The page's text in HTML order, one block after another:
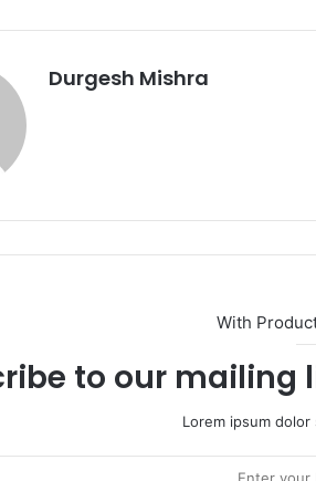
Durgesh Mishra
With
to our mailing
Lorem ipsum